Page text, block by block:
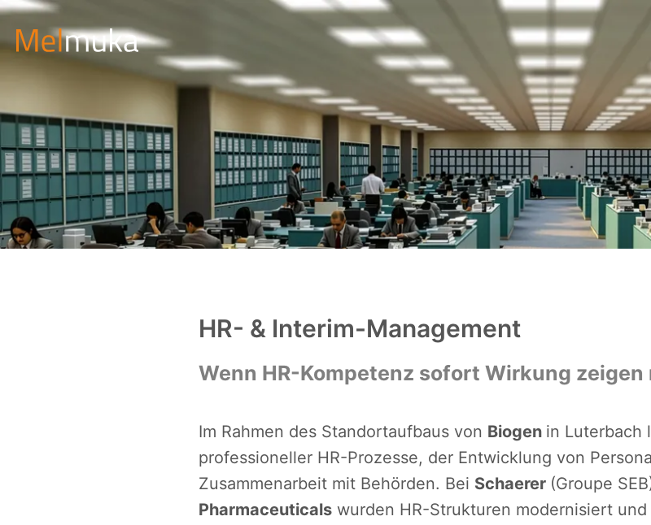
HR- & Interim-Management
Wenn HR-Kompetenz sofort Wirkung zeigen
Im Rahmen des Standortaufbaus von Biogen in Luterbach
professioneller HR-Prozesse, der Entwicklung von
Zusammenarbeit mit Behörden. Bei Schaerer (Groupe
Pharmaceuticals wurden HR-Strukturen modernisiert